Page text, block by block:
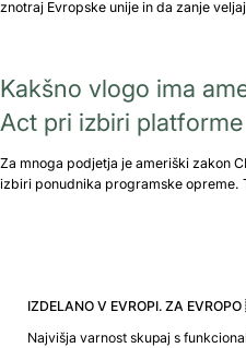
znotraj Evropske unije in da zanje
Kakšno vlogo ima
Act pri izbiri platforme
Za mnoga podjetja je ameriški zakon
izbiri ponudnika programske opreme.
IZDELANO V EVROPI. ZA
Najvišja varnost skupaj s